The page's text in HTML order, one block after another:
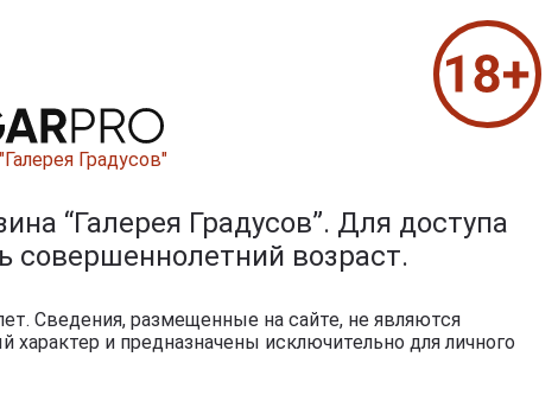
из 2000 знаков
Градусов"
“Галерея Градусов”. Для доступа
совершеннолетний возраст.
Сведения, размещенные на сайте, не являются
и предназначены исключительно для личного